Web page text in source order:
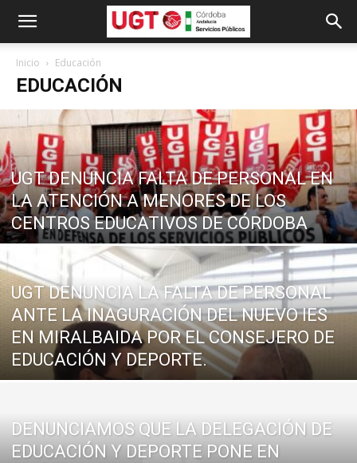
Inicio Educación
EDUCACIÓN
UGT DENUNCIA FALTA DE PERSONAL EN
LA ATENCIÓN A MENORES DE LOS
CENTROS EDUCATIVOS DE CÓRDOBA
UGT DENUNCIA LA FALTA DE PERSONAL
ANTE LA INAGURACIÓN DEL NUEVO IES
EN MIRALBAIDA POR EL CONSEJERO DE
EDUCACIÓN Y DEPORTE.
DENUNCIAMOS QUE LA DELEGACIÓN DE
EDUCACIÓN Y DEPORTE PONE EN